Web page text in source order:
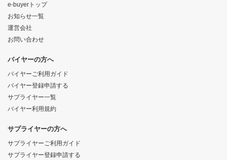
e-buyerトップ
お知らせ一覧
運営会社
お問い合わせ
バイヤーの方へ
バイヤーご利用ガイド
バイヤー登録申請する
サプライヤー一覧
バイヤー利用規約
サプライヤーの方へ
サプライヤーご利用ガイド
サプライヤー登録申請する